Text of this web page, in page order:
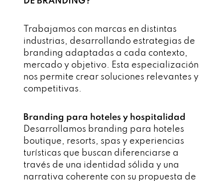
Trabajamos con marcas en distintas
industrias, desarrollando estrategias de
branding adaptadas a cada contexto,
mercado y objetivo. Esta especialización
nos permite crear soluciones relevantes y
competitivas.
Branding para hoteles y hospitalidad
Desarrollamos branding para hoteles
boutique, resorts, spas y experiencias
turísticas que buscan diferenciarse a
través de una identidad sólida y una
narrativa coherente con su propuesta de